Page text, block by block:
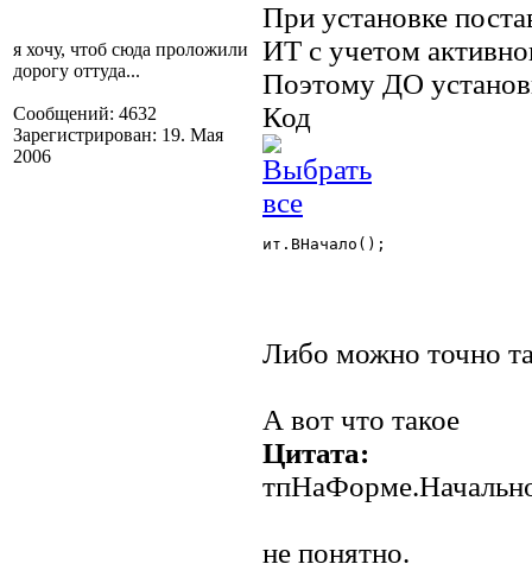
я хочу, чтоб сюда проложили
дорогу оттуда...
Сообщений: 4632
Зарегистрирован: 19. Мая
2006
При установке
ИТ с учетом
Поэтому ДО
Код
ит.ВНачало();
Либо можно точно
А вот что такое
Цитата:
не понятно.